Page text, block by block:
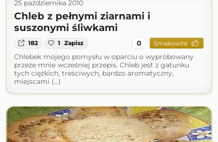
25 października 2010
Chleb z pełnymi ziarnami i
suszonymi śliwkami
182 1 Zapisz 0 Smakowite
Chlebek mojego pomysłu w oparciu o wypróbowany
przeze mnie wcześniej przepis. Chleb jest z gatunku
tych ciężkich, treściwych, bardzo aromatyczny,
miejscami (...)